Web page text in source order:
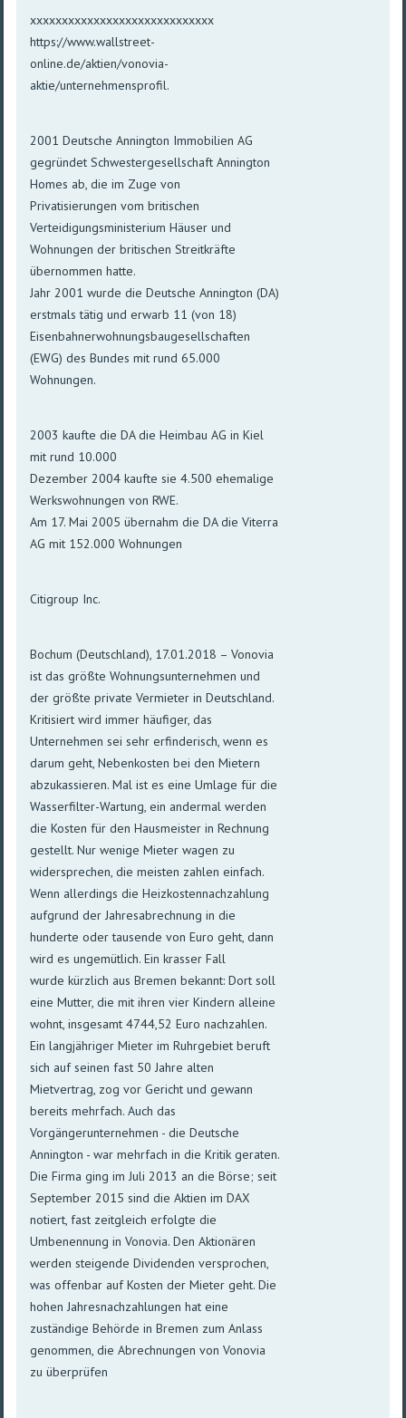
xxxxxxxxxxxxxxxxxxxxxxxxxxxxx
https://www.wallstreet-
online.de/aktien/vonovia-
aktie/unternehmensprofil.
2001 Deutsche Annington Immobilien AG
gegründet Schwestergesellschaft Annington
Homes ab, die im Zuge von
Privatisierungen vom britischen
Verteidigungsministerium Häuser und
Wohnungen der britischen Streitkräfte
übernommen hatte.
Jahr 2001 wurde die Deutsche Annington (DA)
erstmals tätig und erwarb 11 (von 18)
Eisenbahnerwohnungsbaugesellschaften
(EWG) des Bundes mit rund 65.000
Wohnungen.
2003 kaufte die DA die Heimbau AG in Kiel
mit rund 10.000
Dezember 2004 kaufte sie 4.500 ehemalige
Werkswohnungen von RWE.
Am 17. Mai 2005 übernahm die DA die Viterra
AG mit 152.000 Wohnungen
Citigroup Inc.
Bochum (Deutschland), 17.01.2018 – Vonovia
ist das größte Wohnungsunternehmen und
der größte private Vermieter in Deutschland.
Kritisiert wird immer häufiger, das
Unternehmen sei sehr erfinderisch, wenn es
darum geht, Nebenkosten bei den Mietern
abzukassieren. Mal ist es eine Umlage für die
Wasserfilter-Wartung, ein andermal werden
die Kosten für den Hausmeister in Rechnung
gestellt. Nur wenige Mieter wagen zu
widersprechen, die meisten zahlen einfach.
Wenn allerdings die Heizkostennachzahlung
aufgrund der Jahresabrechnung in die
hunderte oder tausende von Euro geht, dann
wird es ungemütlich. Ein krasser Fall
wurde kürzlich aus Bremen bekannt: Dort soll
eine Mutter, die mit ihren vier Kindern alleine
wohnt, insgesamt 4744,52 Euro nachzahlen.
Ein langjähriger Mieter im Ruhrgebiet beruft
sich auf seinen fast 50 Jahre alten
Mietvertrag, zog vor Gericht und gewann
bereits mehrfach. Auch das
Vorgängerunternehmen - die Deutsche
Annington - war mehrfach in die Kritik geraten.
Die Firma ging im Juli 2013 an die Börse; seit
September 2015 sind die Aktien im DAX
notiert, fast zeitgleich erfolgte die
Umbenennung in Vonovia. Den Aktionären
werden steigende Dividenden versprochen,
was offenbar auf Kosten der Mieter geht. Die
hohen Jahresnachzahlungen hat eine
zuständige Behörde in Bremen zum Anlass
genommen, die Abrechnungen von Vonovia
zu überprüfen